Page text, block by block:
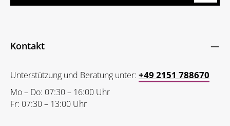
genommen und die
einverstanden.
Kontakt
Unterstützung und Beratung unter: +49 2151 788670
Mo – Do: 07:30 – 16:00 Uhr
Fr: 07:30 – 13:00 Uhr